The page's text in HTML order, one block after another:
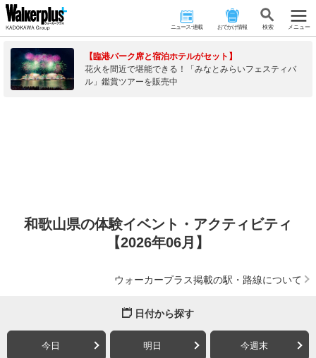
ニュース･連載 おでかけ情報 検 索 メニュー
【臨港パーク席と宿泊ホテルがセット】
花火を間近で堪能できる！「みなとみらいフェスティバ
ル」鑑賞ツアーを販売中
和歌山県の体験イベント・アクティビティ
【2026年06月】
ウォーカープラス掲載の駅・路線について
日付から探す
今日 明日 今週末